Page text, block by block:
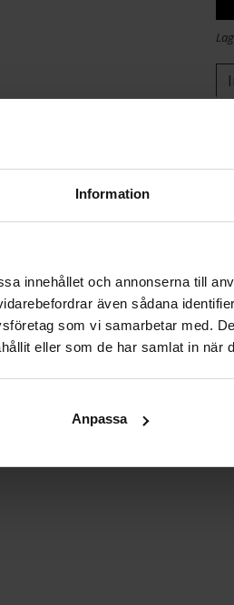
Information
innehållet och annonserna till
även sådana
som vi samarbetar med.
eller som de har samlat in när
Anpassa